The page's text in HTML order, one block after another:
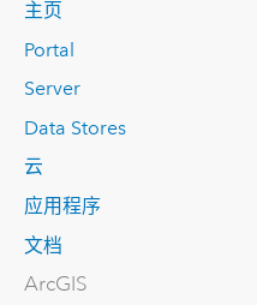
主页
Portal
Server
Data Stores
云
应用程序
文档
ArcGIS